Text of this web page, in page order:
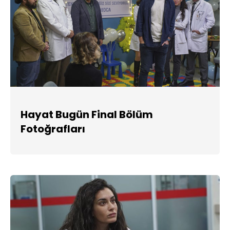
Hayat Bugün Final Bölüm
Fotoğrafları